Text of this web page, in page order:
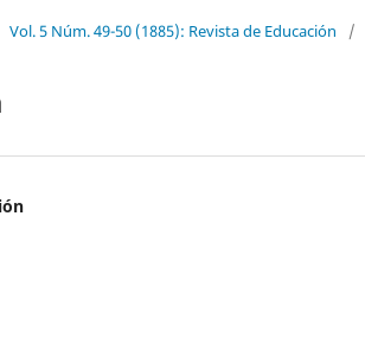
Vol. 5 Núm. 49-50 (1885): Revista de Educación /